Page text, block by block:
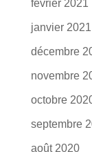
février 2021
janvier 2021
décembre
novembre
octobre
septembre
août 2020